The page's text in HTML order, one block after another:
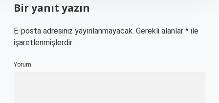
Bir yanıt yazın
E-posta adresiniz yayınlanmayacak. Gerekli alanlar * ile
işaretlenmişlerdir
Yorum